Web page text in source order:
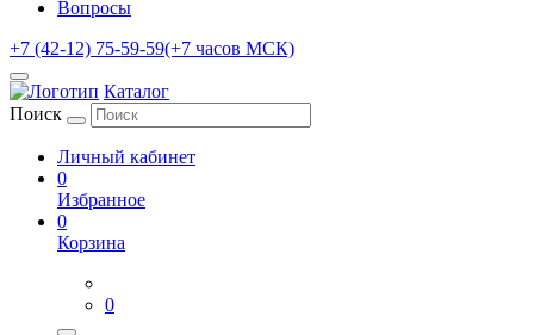
Вопросы
+7 (42-12) 75-59-59(+7 часов МСК)
Каталог
Поиск
Личный кабинет
0
Избранное
0
Корзина
0